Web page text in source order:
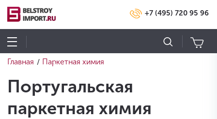
+7 (495) 720 95 96
Главная / Паркетная химия
Португальская
паркетная химия